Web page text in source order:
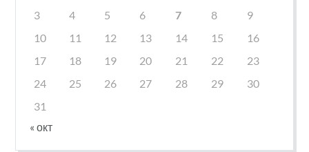
3
4 5 6 7 8
9
10
11 12 13 14 15
16
17
18 19 20 21 22
23
24
25 26 27 28 29
30
31
« окт